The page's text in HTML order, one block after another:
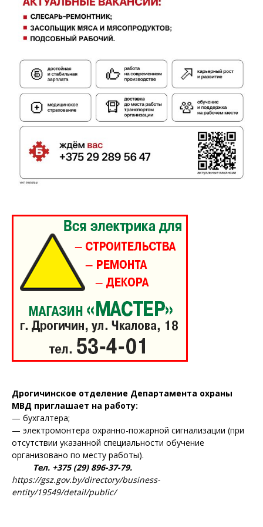
Дрогичинское отделение Департамента охраны
МВД приглашает на работу:
— бухгалтера;
— электромонтера охранно-пожарной сигнализации (при
отсутствии указанной специальности обучение
организовано по месту работы).
Тел. +375 (29) 896-37-79.
https://gsz.gov.by/directory/business-
entity/19549/detail/public/